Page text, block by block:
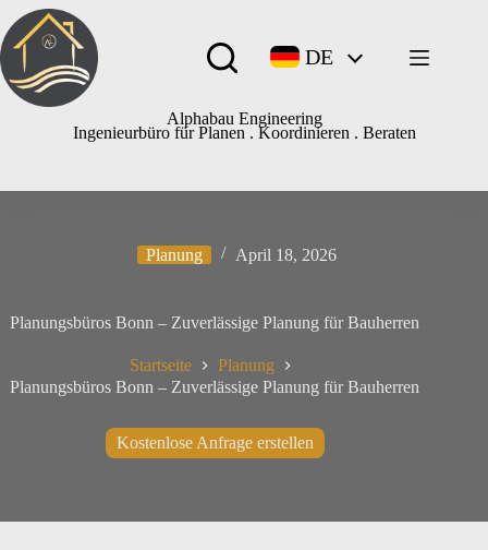
Alphabau Engineering
Ingenieurbüro für Planen . Koordinieren . Beraten
DE
Planung April 18, 2026
Planungsbüros Bonn – Zuverlässige Planung für Bauherren
Startseite
Planung
Planungsbüros Bonn – Zuverlässige Planung für Bauherren
Kostenlose Anfrage erstellen